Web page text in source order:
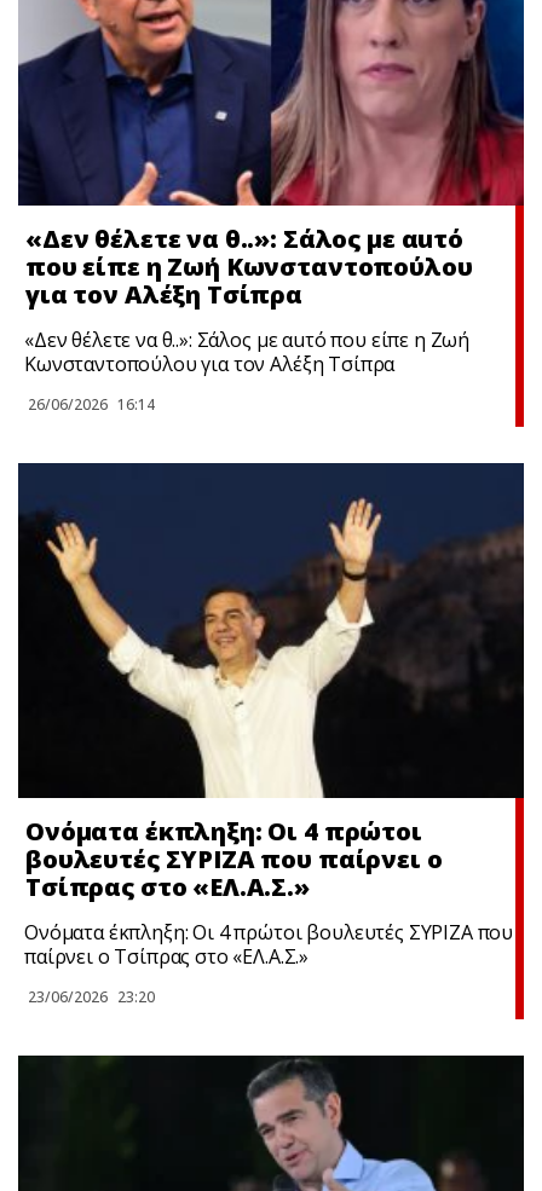
«Δεν θέλετε να θ..»: Σάλος με αuτό
που είπε η Ζωή Κωνσταντοπούλου
για τον Αλέξη Τσίπρα
«Δεν θέλετε να θ..»: Σάλος με αuτό που είπε η Ζωή
Κωνσταντοπούλου για τον Αλέξη Τσίπρα
26/06/2026 16:14
Ονόματα έκπληξη: Οι 4 πρώτοι
βουλευτές ΣΥΡΙΖΑ που παίρνει ο
Τσίπρας στο «ΕΛ.Α.Σ.»
Ονόματα έκπληξη: Οι 4 πρώτοι βουλευτές ΣΥΡΙΖΑ που
παίρνει ο Τσίπρας στο «ΕΛ.Α.Σ.»
23/06/2026 23:20